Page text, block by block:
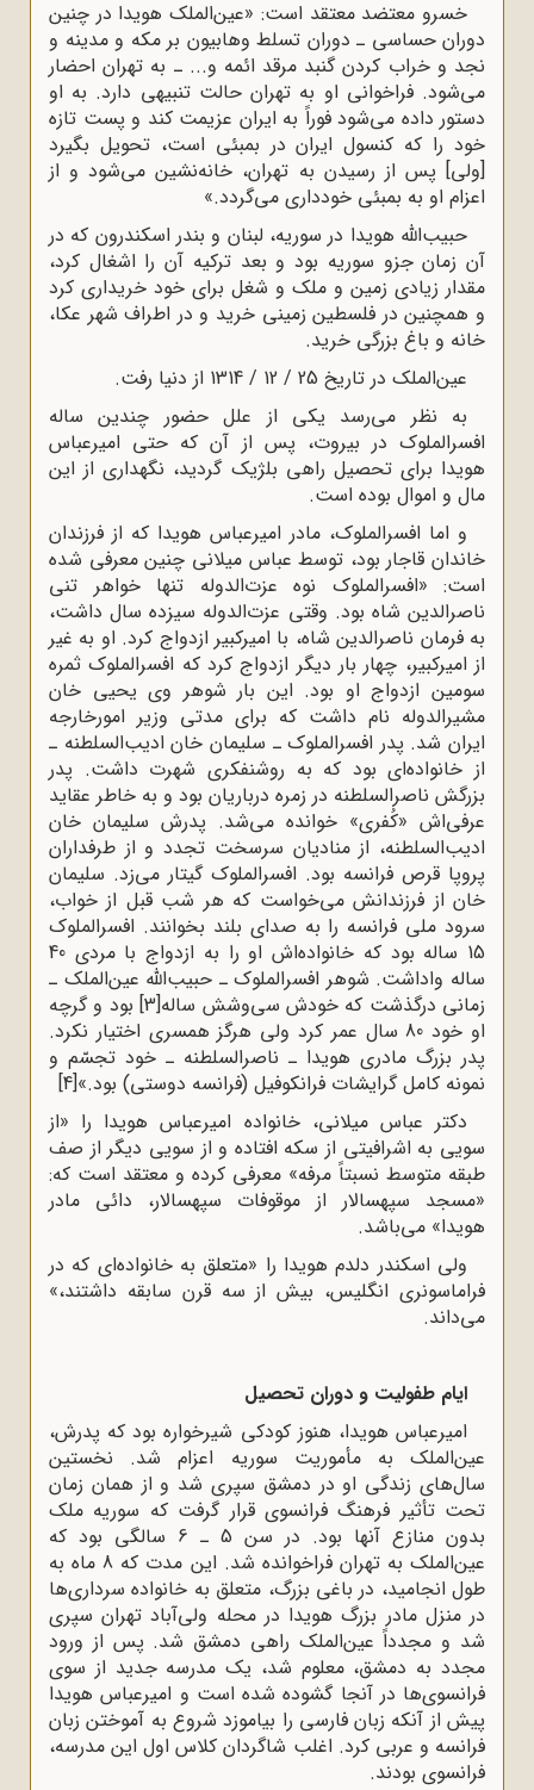
خسرو معتضد معتقد است: «عین‌الملک هویدا در چنین
دوران حساسى ـ دوران تسلط وهابیون بر مکه و مدینه و
نجد و خراب کردن گنبد مرقد ائمه و... ـ به تهران احضار
مى‌شود. فراخوانى او به تهران حالت تنبیهى دارد. به او
دستور داده مى‌شود فوراً به ایران عزیمت کند و پست تازه
خود را که کنسول ایران در بمبئى است، تحویل بگیرد
[ولى] پس از رسیدن به تهران، خانه‌نشین مى‌شود و از
اعزام او به بمبئى خوددارى مى‌گردد.»
حبیب‌الله هویدا در سوریه، لبنان و بندر اسکندرون که در
آن زمان جزو سوریه بود و بعد ترکیه آن را اشغال کرد،
مقدار زیادى زمین و ملک و شغل براى خود خریدارى کرد
و همچنین در فلسطین زمینى خرید و در اطراف شهر عکا،
خانه و باغ بزرگى خرید.
عین‌الملک در تاریخ 25 / 12 / 1314 از دنیا رفت.
به نظر می‌رسد یکى از علل حضور چندین ساله
افسرالملوک در بیروت، پس از آن که حتى امیرعباس
هویدا براى تحصیل راهى بلژیک گردید، نگهدارى از این
مال و اموال بوده است.
و اما افسرالملوک، مادر امیرعباس هویدا که از فرزندان
خاندان قاجار بود، توسط عباس میلانى چنین معرفى شده
است: «افسرالملوک نوه عزت‌الدوله تنها خواهر تنى
ناصرالدین شاه بود. وقتى عزت‌الدوله سیزده سال داشت،
به فرمان ناصرالدین شاه، با امیرکبیر ازدواج کرد. او به غیر
از امیرکبیر، چهار بار دیگر ازدواج کرد که افسرالملوک ثمره
سومین ازدواج او بود. این بار شوهر وى یحیى خان
مشیرالدوله نام داشت که براى مدتى وزیر امورخارجه
ایران شد. پدر افسرالملوک ـ سلیمان خان ادیب‌السلطنه ـ
از خانواده‌اى بود که به روشنفکرى شهرت داشت. پدر
بزرگش ناصرالسلطنه در زمره درباریان بود و به خاطر عقاید
عرفى‌اش «کُفرى» خوانده مى‌شد. پدرش سلیمان خان
ادیب‌السلطنه، از منادیان سرسخت تجدد و از طرفداران
پروپا قرص فرانسه بود. افسرالملوک گیتار مى‌زد. سلیمان
خان از فرزندانش مى‌خواست که هر شب قبل از خواب،
سرود ملى فرانسه را به صداى بلند بخوانند. افسرالملوک
15 ساله بود که خانواده‌اش او را به ازدواج با مردى 40
ساله واداشت. شوهر افسرالملوک ـ حبیب‌الله عین‌الملک ـ
زمانى درگذشت که خودش سى‌وشش ساله[3] بود و گرچه
او خود 80 سال عمر کرد ولى هرگز همسرى اختیار نکرد.
پدر بزرگ مادرى هویدا ـ ناصرالسلطنه ـ خود تجسّم و
نمونه کامل گرایشات فرانکوفیل (فرانسه دوستى) بود.»[4]
دکتر عباس میلانى، خانواده امیرعباس هویدا را «از
سویى به اشرافیتى از سکه افتاده و از سویى دیگر از صف
طبقه متوسط نسبتاً مرفه» معرفى کرده و معتقد است که:
«مسجد سپهسالار از موقوفات سپهسالار، دائى مادر
هویدا» مى‌باشد.
ولى اسکندر دلدم هویدا را «متعلق به خانواده‌اى که در
فراماسونرى انگلیس، بیش از سه قرن سابقه داشتند،»
مى‌داند.
ایام طفولیت و دوران تحصیل
امیرعباس هویدا، هنوز کودکى شیرخواره بود که پدرش،
عین‌الملک به مأموریت سوریه اعزام شد. نخستین
سال‌هاى زندگى او در دمشق سپرى شد و از همان زمان
تحت تأثیر فرهنگ فرانسوى قرار گرفت که سوریه ملک
بدون منازع آنها بود. در سن 5 ـ 6 سالگى بود که
عین‌الملک به تهران فراخوانده شد. این مدت که 8 ماه به
طول انجامید، در باغى بزرگ، متعلق به خانواده سردارى‌ها
در منزل مادر بزرگ هویدا در محله ولى‌آباد تهران سپرى
شد و مجدداً عین‌الملک راهى دمشق شد. پس از ورود
مجدد به دمشق، معلوم شد، یک مدرسه جدید از سوى
فرانسوى‌ها در آنجا گشوده شده است و امیرعباس هویدا
پیش از آنکه زبان فارسى را بیاموزد شروع به آموختن زبان
فرانسه و عربى کرد. اغلب شاگردان کلاس اول این مدرسه،
فرانسوى بودند.